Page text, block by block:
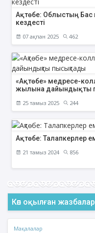
Ақтөбе: Облыстың Бас
кездесті
07 ақпан 2025 462
«Ақтөбе» медресе-
жылына дайындықты
25 тамыз 2025 244
Ақтөбе: Талапкерлер
21 тамыз 2024 856
Көп оқылған жазбалар
Мақалалар